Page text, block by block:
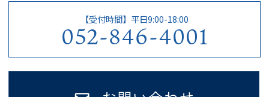
【受付時間】平日9:00-18:00
052-846-4001